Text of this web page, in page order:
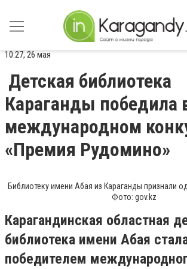
10:27, 26 мая
Детская библиотека
Караганды победила
международном
«Премия Рудомино»
Библиотеку имени Абая из Караганды признали
Фото: gov.kz
Карагандинская областная
библиотека имени Абая
победителем